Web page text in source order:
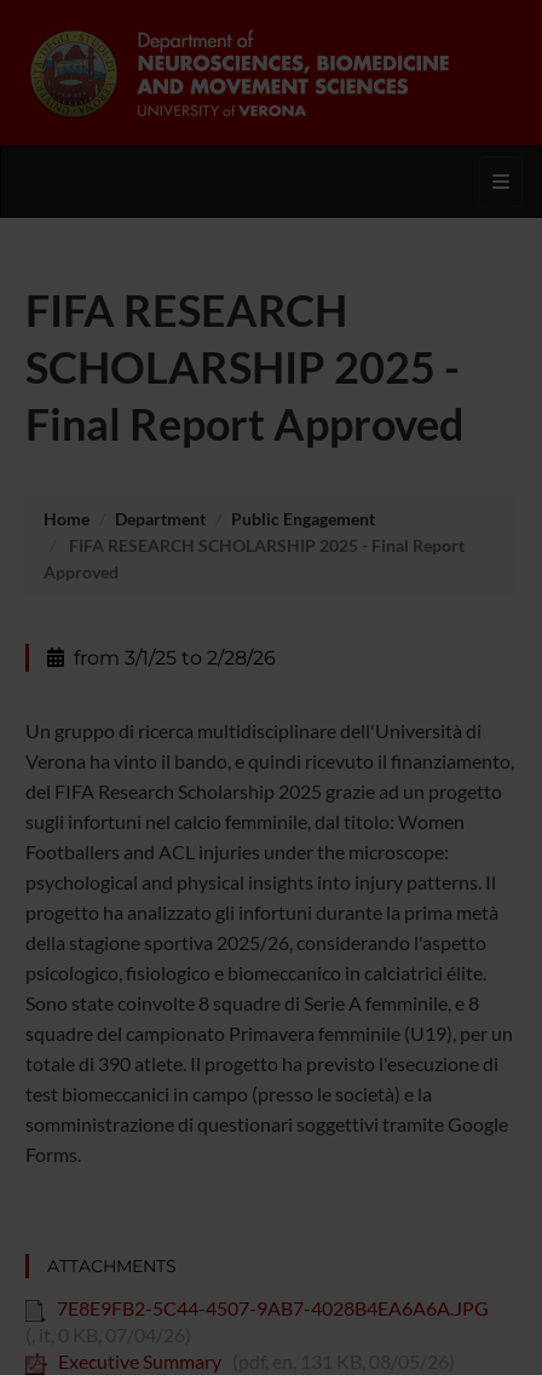
FIFA RESEARCH
SCHOLARSHIP 2025 -
Final Report Approved
Home Department
Public Engagement
FIFA RESEARCH SCHOLARSHIP 2025 - Final Report
Approved
from 3/1/25 to 2/28/26
Un gruppo di ricerca multidisciplinare dell'Università di
Verona ha vinto il bando, e quindi ricevuto il finanziamento,
del FIFA Research Scholarship 2025 grazie ad un progetto
sugli infortuni nel calcio femminile, dal titolo: Women
Footballers and ACL injuries under the microscope:
psychological and physical insights into injury patterns. Il
progetto ha analizzato gli infortuni durante la prima metà
della stagione sportiva 2025/26, considerando l'aspetto
psicologico, fisiologico e biomeccanico in calciatrici élite.
Sono state coinvolte 8 squadre di Serie A femminile, e 8
squadre del campionato Primavera femminile (U19), per un
totale di 390 atlete. Il progetto ha previsto l'esecuzione di
test biomeccanici in campo (presso le società) e la
somministrazione di questionari soggettivi tramite Google
Forms.
ATTACHMENTS
7E8E9FB2-5C44-4507-9AB7-4028B4EA6A6A.JPG
Executive Summary